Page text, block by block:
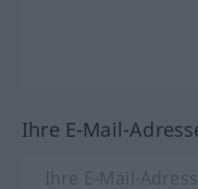
Ihre E-Mail-